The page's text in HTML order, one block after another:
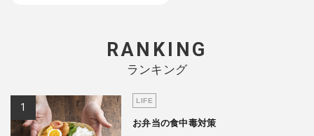
RANKING
ランキング
LIFE
お弁当の食中毒対策